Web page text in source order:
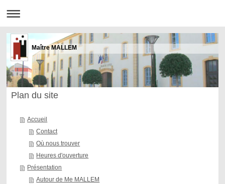
Maître MALLEM
Plan du site
Accueil
Contact
Où nous trouver
Heures d'ouverture
Présentation
Autour de Me MALLEM